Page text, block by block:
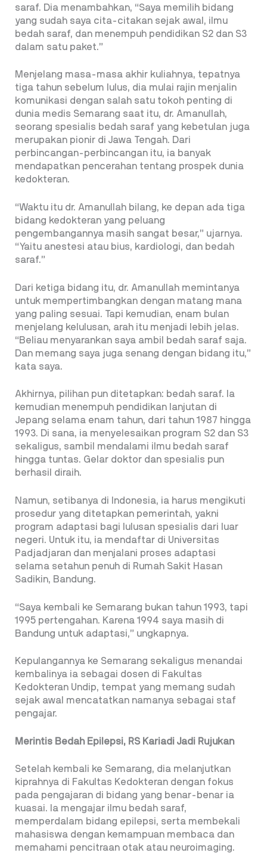
saraf. Dia menambahkan, “Saya memilih bidang
yang sudah saya cita-citakan sejak awal, ilmu
bedah saraf, dan menempuh pendidikan S2 dan S3
dalam satu paket.”
Menjelang masa-masa akhir kuliahnya, tepatnya
tiga tahun sebelum lulus, dia mulai rajin menjalin
komunikasi dengan salah satu tokoh penting di
dunia medis Semarang saat itu, dr. Amanullah,
seorang spesialis bedah saraf yang kebetulan juga
merupakan pionir di Jawa Tengah. Dari
perbincangan-perbincangan itu, ia banyak
mendapatkan pencerahan tentang prospek dunia
kedokteran.
“Waktu itu dr. Amanullah bilang, ke depan ada tiga
bidang kedokteran yang peluang
pengembangannya masih sangat besar,” ujarnya.
“Yaitu anestesi atau bius, kardiologi, dan bedah
saraf.”
Dari ketiga bidang itu, dr. Amanullah memintanya
untuk mempertimbangkan dengan matang mana
yang paling sesuai. Tapi kemudian, enam bulan
menjelang kelulusan, arah itu menjadi lebih jelas.
“Beliau menyarankan saya ambil bedah saraf saja.
Dan memang saya juga senang dengan bidang itu,”
kata saya.
Akhirnya, pilihan pun ditetapkan: bedah saraf. Ia
kemudian menempuh pendidikan lanjutan di
Jepang selama enam tahun, dari tahun 1987 hingga
1993. Di sana, ia menyelesaikan program S2 dan S3
sekaligus, sambil mendalami ilmu bedah saraf
hingga tuntas. Gelar doktor dan spesialis pun
berhasil diraih.
Namun, setibanya di Indonesia, ia harus mengikuti
prosedur yang ditetapkan pemerintah, yakni
program adaptasi bagi lulusan spesialis dari luar
negeri. Untuk itu, ia mendaftar di Universitas
Padjadjaran dan menjalani proses adaptasi
selama setahun penuh di Rumah Sakit Hasan
Sadikin, Bandung.
“Saya kembali ke Semarang bukan tahun 1993, tapi
1995 pertengahan. Karena 1994 saya masih di
Bandung untuk adaptasi,” ungkapnya.
Kepulangannya ke Semarang sekaligus menandai
kembalinya ia sebagai dosen di Fakultas
Kedokteran Undip, tempat yang memang sudah
sejak awal mencatatkan namanya sebagai staf
pengajar.
Merintis Bedah Epilepsi, RS Kariadi Jadi Rujukan
Setelah kembali ke Semarang, dia melanjutkan
kiprahnya di Fakultas Kedokteran dengan fokus
pada pengajaran di bidang yang benar-benar ia
kuasai. Ia mengajar ilmu bedah saraf,
memperdalam bidang epilepsi, serta membekali
mahasiswa dengan kemampuan membaca dan
memahami pencitraan otak atau neuroimaging.